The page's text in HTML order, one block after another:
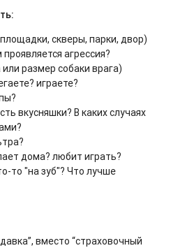
скверы, парки, двор)
агрессия?
размер собаки врага)
играете?
вкусняшки? В каких случаях
дома? любит играть?
то "на зуб"? Что лучше
вместо “страховочный